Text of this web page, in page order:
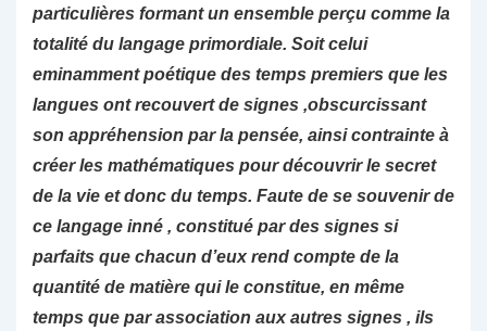
particulières formant un ensemble perçu comme la
totalité du langage primordiale. Soit celui
eminamment poétique des temps premiers que les
langues ont recouvert de signes ,obscurcissant
son appréhension par la pensée, ainsi contrainte à
créer les mathématiques pour découvrir le secret
de la vie et donc du temps. Faute de se souvenir de
ce langage inné , constitué par des signes si
parfaits que chacun d’eux rend compte de la
quantité de matière qui le constitue, en même
temps que par association aux autres signes , ils